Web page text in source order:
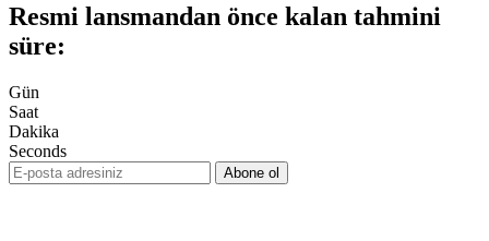
Resmi lansmandan önce kalan tahmini
süre:
Gün
Saat
Dakika
Seconds